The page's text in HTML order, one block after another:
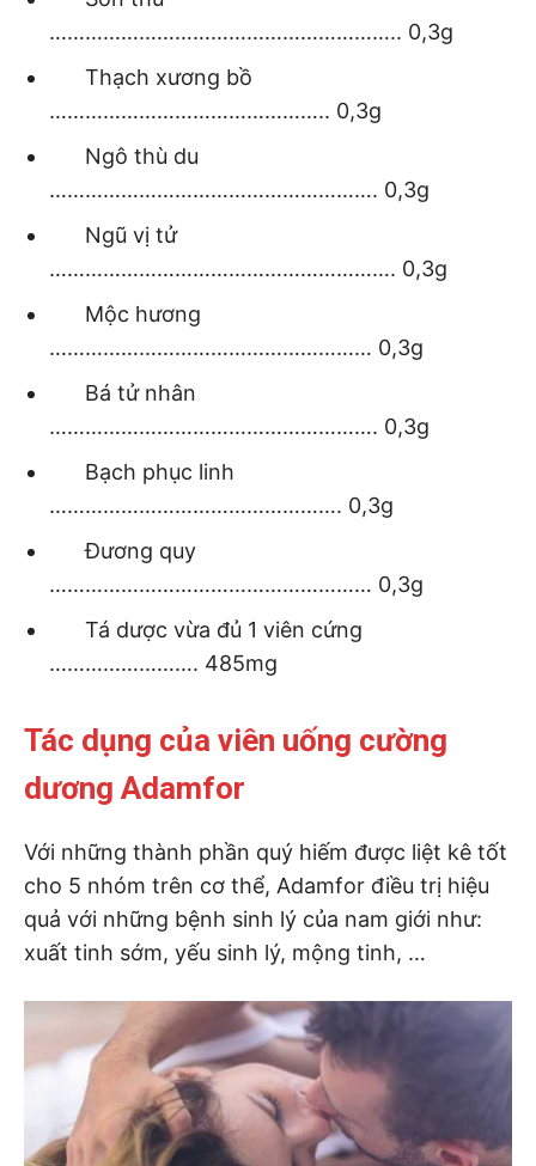
………………………………………………….. 0,3g
Thạch xương bồ
……………………………………….. 0,3g
Ngô thù du
………………………………………………. 0,3g
Ngũ vị tử
…………………………………………………. 0,3g
Mộc hương
……………………………………………… 0,3g
Bá tử nhân
………………………………………………. 0,3g
Bạch phục linh
…………………………………………. 0,3g
Đương quy
……………………………………………… 0,3g
Tá dược vừa đủ 1 viên cứng
……………………. 485mg
Tác dụng của viên uống cường
dương Adamfor
Với những thành phần quý hiếm được liệt kê tốt
cho 5 nhóm trên cơ thể, Adamfor điều trị hiệu
quả với những bệnh sinh lý của nam giới như:
xuất tinh sớm, yếu sinh lý, mộng tinh, …